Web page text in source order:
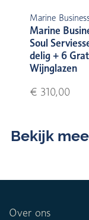
Marine
Marine
Soul
delig + 6
Wijnglazen
€ 310,00
Bekijk
Over ons